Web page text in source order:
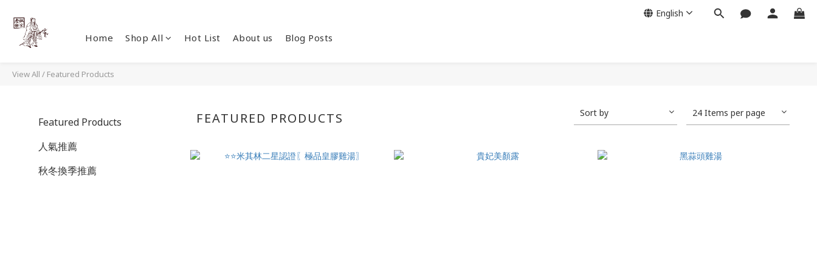
Home Shop All Hot List About us Blog Posts
English
View All / Featured Products
Featured Products
人氣推薦
秋冬換季推薦
FEATURED PRODUCTS Sort by 24 Items per page